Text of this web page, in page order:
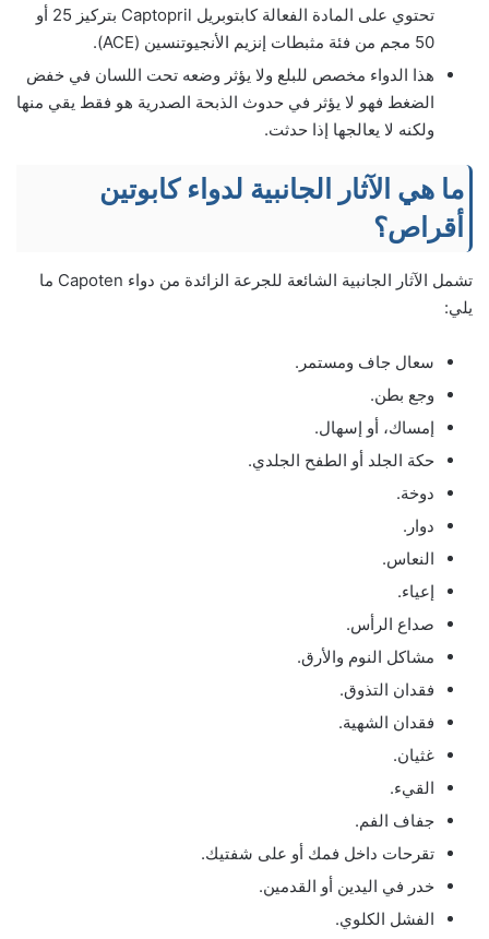
تحتوي على المادة الفعالة كابتوبريل Captopril بتركيز 25 أو
50 مجم من فئة مثبطات إنزيم الأنجيوتنسين (ACE).
هذا الدواء مخصص للبلع ولا يؤثر وضعه تحت اللسان في خفض
الضغط فهو لا يؤثر في حدوث الذبحة الصدرية هو فقط يقي منها
ولكنه لا يعالجها إذا حدثت.
ما هي الآثار الجانبية لدواء كابوتين
أقراص؟
تشمل الآثار الجانبية الشائعة للجرعة الزائدة من دواء Capoten ما
يلي:
سعال جاف ومستمر.
وجع بطن.
إمساك، أو إسهال.
حكة الجلد أو الطفح الجلدي.
دوخة.
دوار.
النعاس.
إعياء.
صداع الرأس.
مشاكل النوم والأرق.
فقدان التذوق.
فقدان الشهية.
غثيان.
القيء.
جفاف الفم.
تقرحات داخل فمك أو على شفتيك.
خدر في اليدين أو القدمين.
الفشل الكلوي.